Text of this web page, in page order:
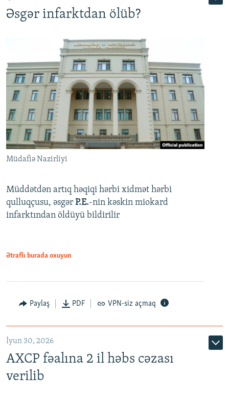
Əsgər infarktdan ölüb?
Müdafiə Nazirliyi
Müddətdən artıq həqiqi hərbi xidmət hərbi
qulluqçusu, əsgər P.E.-nin kəskin miokard
infarktından öldüyü bildirilir
Ətraflı burada oxuyun
Paylaş PDF VPN-siz açmaq
İyun 30, 2026
AXCP fəalına 2 il həbs cəzası
verilib